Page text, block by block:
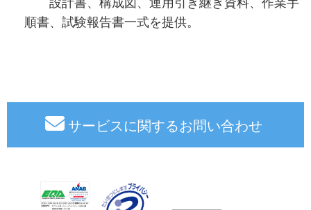
順書、試験報告書一式を提供。
サービスに関するお問い合わせ